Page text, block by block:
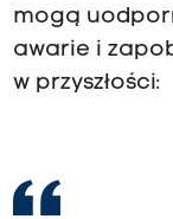
mogą
awarie i
w przyszłości: